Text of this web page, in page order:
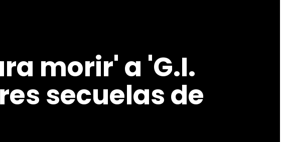
morir' a 'G.I.
secuelas de